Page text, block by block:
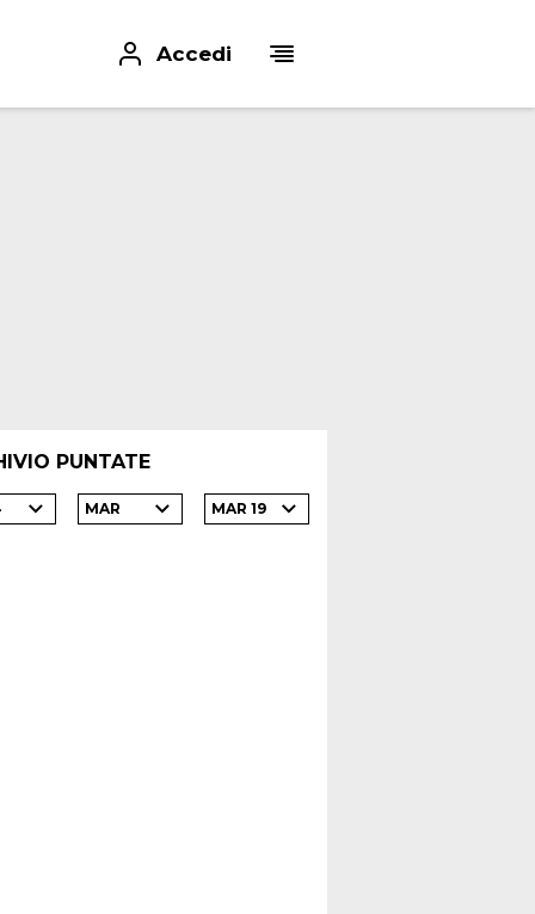
Accedi
PUNTATE
MAR MAR 19